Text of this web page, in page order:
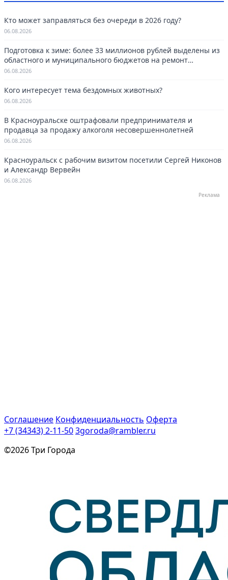
Кто может заправляться без очереди в 2026 году?
06.08.2026
Подготовка к зиме: более 33 миллионов рублей выделены из
областного и муниципального бюджетов на ремонт
котельных в Красноуральске.
06.08.2026
Кого интересует тема бездомных животных?
06.08.2026
В Красноуральске оштрафовали предпринимателя и
продавца за продажу алкоголя несовершеннолетней
06.08.2026
Красноуральск с рабочим визитом посетили Сергей Никонов
и Александр Вервейн
06.08.2026
Реклама
Соглашение Конфиденциальность Оферта
+7 (34343) 2-11-503goroda@rambler.ru
©2026 Три Города